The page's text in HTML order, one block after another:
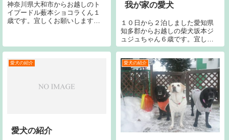
神奈川県大和市からお越しのト
イプードル薮本ショコラくん１
歳です。宜しくお願いします。
歳です。今回で２回目です。宜
しくお願いします。
我が家の愛犬
１０日から２泊しました愛知県
知多郡からお越しの柴犬坂本ジ
ュジュちゃん６歳です。宜しく
お願い致します。
愛犬の紹介
愛犬の紹介
愛犬の紹介